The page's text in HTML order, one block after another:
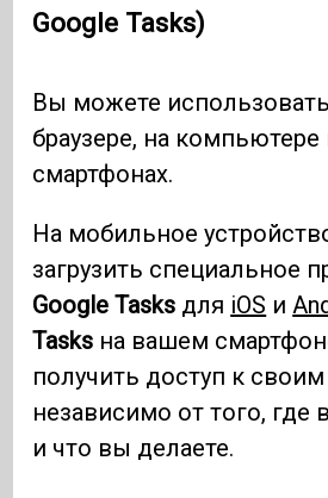
Google Tasks)
Вы можете использовать
браузере, на компьютере
смартфонах.
На мобильное
загрузить специальное
Google Tasks для iOS и
Tasks на вашем
получить доступ к
независимо от того, где
и что вы делаете.